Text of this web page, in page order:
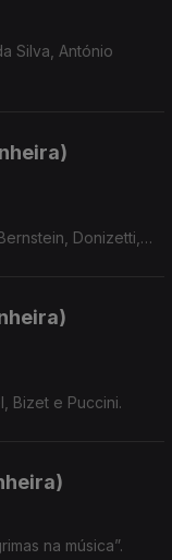
Silva, António
Donizetti,
Bizet e Puccini.
na música”.